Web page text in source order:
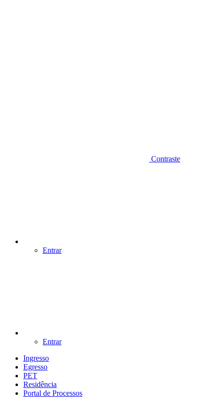
Contraste
Entrar
Entrar
Ingresso
Egresso
PET
Residência
Portal de Processos